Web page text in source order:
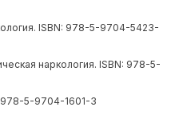
ISBN: 978-5-9704-5423-
наркология. ISBN: 978-5-
978-5-9704-1601-3